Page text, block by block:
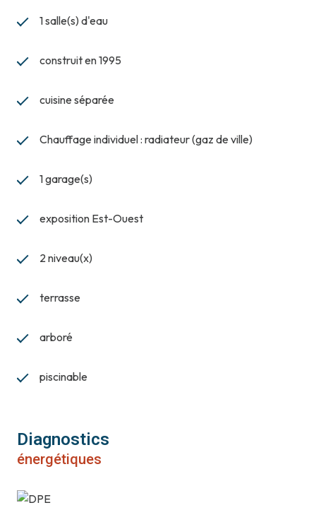
1 salle(s) d'eau
construit en 1995
cuisine séparée
Chauffage individuel : radiateur (gaz de ville)
1 garage(s)
exposition Est-Ouest
2 niveau(x)
terrasse
arboré
piscinable
Diagnostics
énergétiques